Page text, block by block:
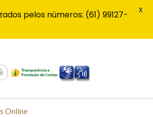
Online
pelos números: (61) 99127-
X